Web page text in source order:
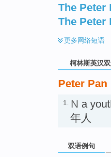
The Peter
The Peter
更多网络短语
柯林斯英汉
Peter Pan
1. N a
年人
双语例句